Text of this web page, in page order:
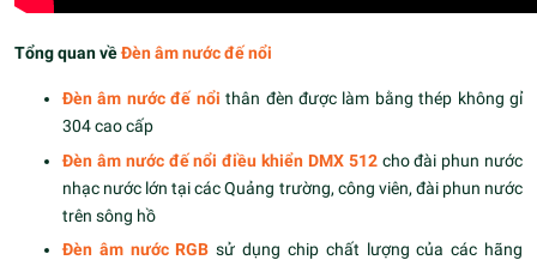
Tổng quan vềĐèn âm nước đế nổi
Đèn âm nước đế nổi thân đèn được làm bằng thép không gỉ
304 cao cấp
Đèn âm nước đế nổi điều khiển DMX 512cho đài phun nước
nhạc nước lớn tại các Quảng trường, công viên, đài phun nước
trên sông hồ
Đèn âm nước RGB sử dụng chip chất lượng của các hãng